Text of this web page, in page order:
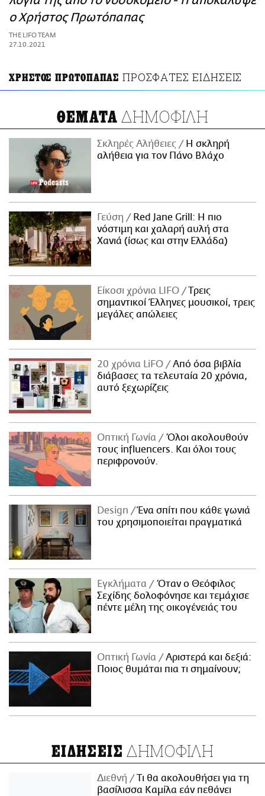
ΑΜΠΑ
PRINT
ο Χρήστος Πρωτόπαπας
THE LIFO TEAM
27.10.2021
ΧΡΗΣΤΟΣ ΠΡΩΤΟΠΑΠΑΣ ΠΡΟΣΦΑΤΕΣ ΕΙΔΗΣΕΙΣ
ΘΕΜΑΤΑ ΔΗΜΟΦΙΛΗ
Σκληρές Αλήθειες
H σκληρή
αλήθεια για τον Πάνο Βλάχο
Γεύση
Red Jane Grill: Η πιο
νόστιμη και χαλαρή αυλή στα
Χανιά (ίσως και στην Ελλάδα)
Είκοσι χρόνια LIFO
Tρεις
σημαντικοί Έλληνες μουσικοί, τρεις
μεγάλες απώλειες
20 χρόνια LiFO
Από όσα βιβλία
διάβασες τα τελευταία 20 χρόνια,
αυτό ξεχωρίζεις
Οπτική Γωνία
Όλοι ακολουθούν
τους influencers. Και όλοι τους
περιφρονούν.
Design
Ένα σπίτι που κάθε γωνιά
του χρησιμοποιείται πραγματικά
Εγκλήματα
Όταν ο Θεόφιλος
Σεχίδης δολοφόνησε και τεμάχισε
πέντε μέλη της οικογένειάς του
Οπτική Γωνία
Αριστερά και δεξιά:
Ποιος θυμάται πια τι σημαίνουν;
ΕΙΔΗΣΕΙΣ ΔΗΜΟΦΙΛΗ
Διεθνή
Τι θα ακολουθήσει για τη
βασίλισσα Καμίλα εάν πεθάνει